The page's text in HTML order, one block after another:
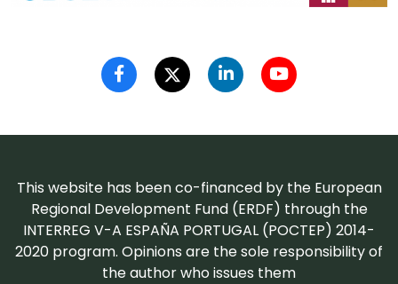
This website has been co-financed by the European
Regional Development Fund (ERDF) through the
INTERREG V-A ESPAÑA PORTUGAL (POCTEP) 2014-
2020 program. Opinions are the sole responsibility of
the author who issues them